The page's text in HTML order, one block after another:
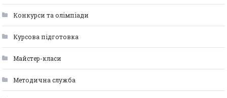
Конкурси та олімпіади
Курсова підготовка
Майстер-класи
Методична служба